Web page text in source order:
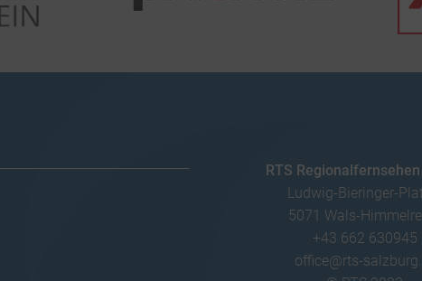
RTS
Ludwig-Bieringer-
5071 Wals-
+43 662 630945
office@rts-